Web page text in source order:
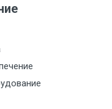
пар, газ